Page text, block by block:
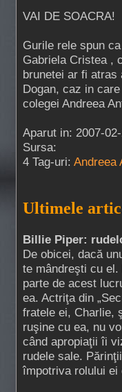
VAI DE SOACRA!
Gurile rele spun
Gabriela Cristea ,
brunetei ar fi atras
Dogan, caz in
colegei Andreea
Aparut in: 2007-
Sursa:
4 Tag-uri: Andreea
Ultimele
Billie Piper:
De obicei, dacă
te mândreşti cu
parte de acest
ea. Actriţa din
fratele ei, Charlie,
ruşine cu ea, nu
când apropiaţii îi
rudele sale.
împotriva rolului ei